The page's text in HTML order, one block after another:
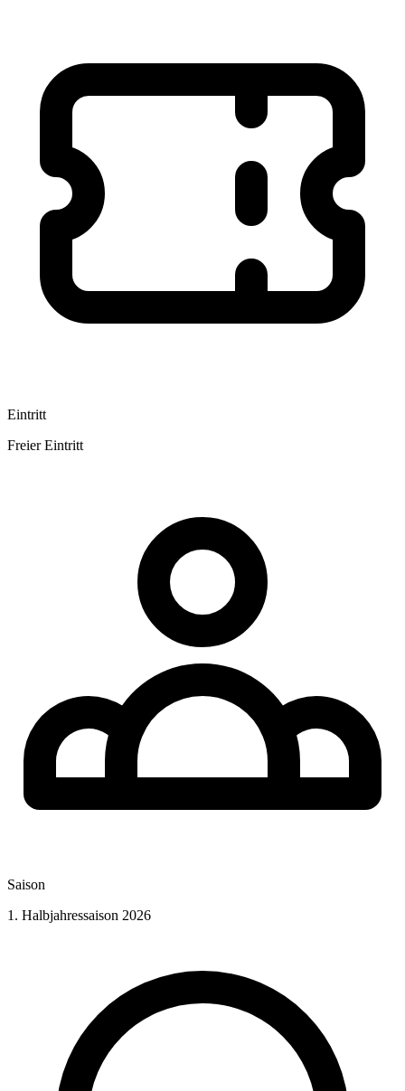
Eintritt
Freier Eintritt
Saison
1. Halbjahressaison 2026